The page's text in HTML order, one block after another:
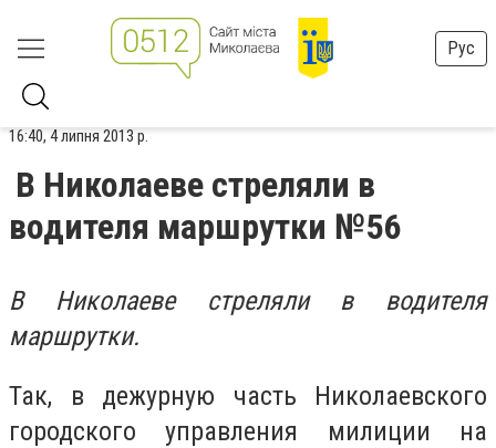
Рус
16:40, 4 липня 2013 р.
В Николаеве стреляли в
водителя маршрутки №56
В Николаеве стреляли в водителя
маршрутки.
Так, в дежурную часть Николаевского
городского управления милиции на